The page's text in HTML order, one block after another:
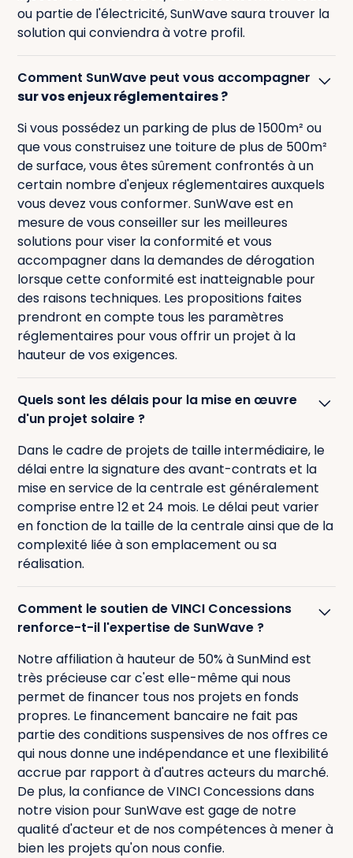
ou partie de l'électricité, SunWave saura trouver la
solution qui conviendra à votre profil.
Comment SunWave peut vous accompagner
sur vos enjeux réglementaires ?
Si vous possédez un parking de plus de 1500m² ou
que vous construisez une toiture de plus de 500m²
de surface, vous êtes sûrement confrontés à un
certain nombre d'enjeux réglementaires auxquels
vous devez vous conformer. SunWave est en
mesure de vous conseiller sur les meilleures
solutions pour viser la conformité et vous
accompagner dans la demandes de dérogation
lorsque cette conformité est inatteignable pour
des raisons techniques. Les propositions faites
prendront en compte tous les paramètres
réglementaires pour vous offrir un projet à la
hauteur de vos exigences.
Quels sont les délais pour la mise en œuvre
d'un projet solaire ?
Dans le cadre de projets de taille intermédiaire, le
délai entre la signature des avant-contrats et la
mise en service de la centrale est généralement
comprise entre 12 et 24 mois. Le délai peut varier
en fonction de la taille de la centrale ainsi que de la
complexité liée à son emplacement ou sa
réalisation.
Comment le soutien de VINCI Concessions
renforce-t-il l'expertise de SunWave ?
Notre affiliation à hauteur de 50% à SunMind est
très précieuse car c'est elle-même qui nous
permet de financer tous nos projets en fonds
propres. Le financement bancaire ne fait pas
partie des conditions suspensives de nos offres ce
qui nous donne une indépendance et une flexibilité
accrue par rapport à d'autres acteurs du marché.
De plus, la confiance de VINCI Concessions dans
notre vision pour SunWave est gage de notre
qualité d'acteur et de nos compétences à mener à
bien les projets qu'on nous confie.